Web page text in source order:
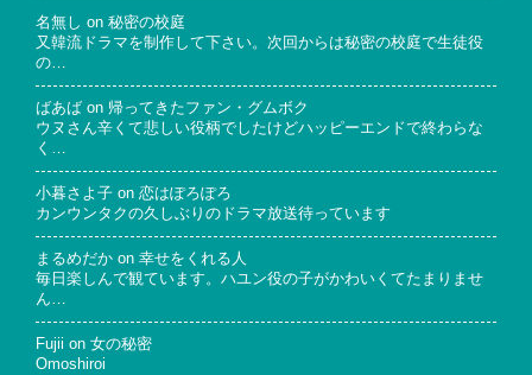
名無し on 秘密の校庭
又韓流ドラマを制作して下さい。次回からは秘密の校庭で生徒役
の…
ばあば on 帰ってきたファン・グムボク
ウヌさん辛くて悲しい役柄でしたけどハッピーエンドで終わらな
く…
小暮さよ子 on 恋はぽろぽろ
カンウンタクの久しぶりのドラマ放送待っています
まるめだか on 幸せをくれる人
毎日楽しんで観ています。ハユン役の子がかわいくてたまりませ
ん…
Fujii on 女の秘密
Omoshiroi